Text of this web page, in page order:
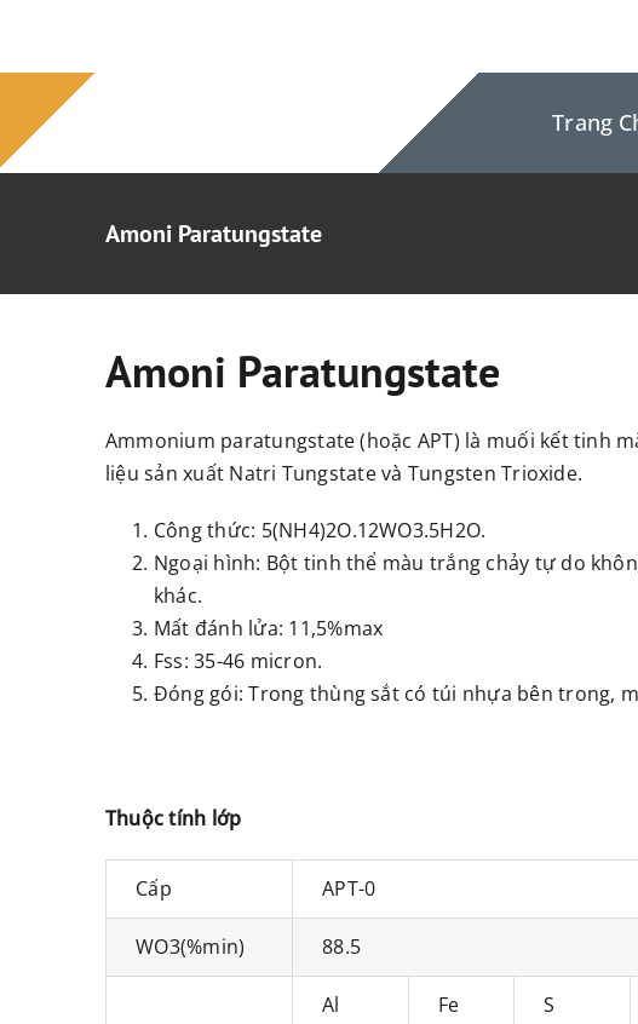
nội
Trang
Amoni Paratungstate
Amoni Paratungstate
Ammonium paratungstate (hoặc APT) là muối kết tinh
liệu sản xuất Natri Tungstate và Tungsten Trioxide.
Công thức: 5(NH4)2O.12WO3.5H2O.
Ngoại hình: Bột tinh thể màu trắng chảy tự do
khác.
Mất đánh lửa: 11,5%max
Fss: 35-46 micron.
Đóng gói: Trong thùng sắt có túi nhựa bên trong,
Thuộc tính lớp
Cấp APT-0
WO3(%min) 88.5
Al Fe S